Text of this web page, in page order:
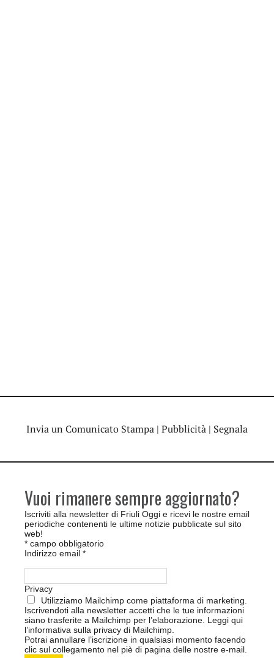
Invia un Comunicato Stampa | Pubblicità | Segnala
Vuoi rimanere sempre aggiornato?
Iscriviti alla newsletter di Friuli Oggi e ricevi le nostre email
periodiche contenenti le ultime notizie pubblicate sul sito
web!
* campo obbligatorio
Indirizzo email *
Privacy
Utilizziamo Mailchimp come piattaforma di marketing.
Iscrivendoti alla newsletter accetti che le tue informazioni
siano trasferite a Mailchimp per l’elaborazione. Leggi qui
l’informativa sulla privacy di Mailchimp
Potrai annullare l’iscrizione in qualsiasi momento facendo
clic sul collegamento nel piè di pagina delle nostre e-mail.